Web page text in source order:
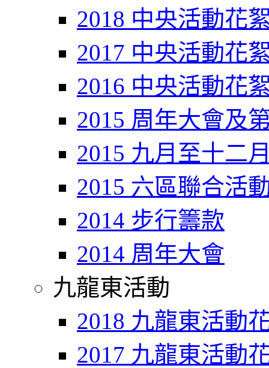
2018 中央活動花
2017 中央活動花
2016 中央活動花
2015 周年大會及
2015 九月至十二
2015 六區聯合活
2014 步行籌款
2014 周年大會
九龍東活動
2018 九龍東活動
2017 九龍東活動